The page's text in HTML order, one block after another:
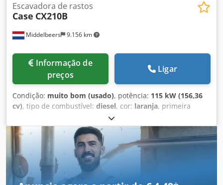
Middelbeers 9.156 km
Escavadora de rastos
Case CX210B
preços
Ligar
Condição: muito bom (usado), potência: 115 kW (156,36
cv), tipo de combustível: diesel, cor: laranja, primeira
, Ano de fabrico:
funcionamento:15.109 h, Informações Gerais Ano do
modelo: 2012 Número de série: DCH210R5NCEAH2500
Informações Técnicas Número de cilindros: 4 Peso próprio:
22.600 kg Funcional Largura de trabalho: 300 cm
Certificação CE: sim Estado Estado técnico: muito bom
Estado visual: muito bom Chodpjy En Ndofx Ag Ssa